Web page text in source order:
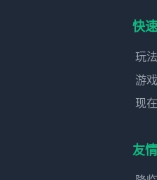
快
玩
游
现
友